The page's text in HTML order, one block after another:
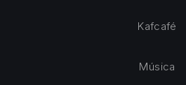
Kafcafé
Música